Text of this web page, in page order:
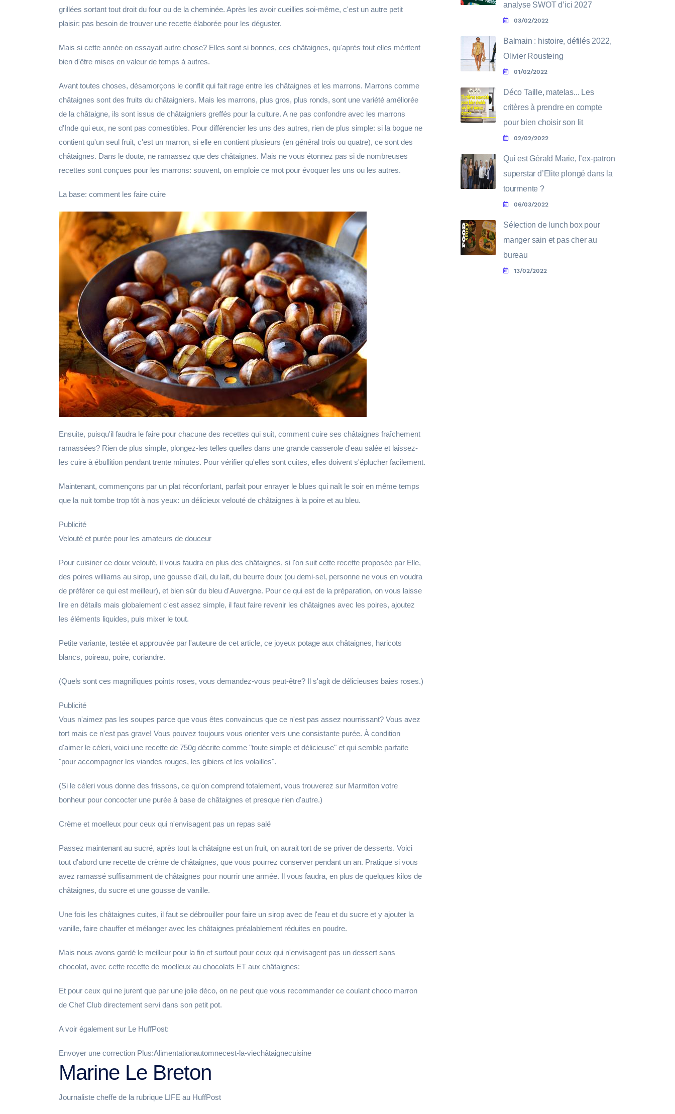
grillées sortant tout droit du four ou de la cheminée. Après les avoir cueillies soi-même, c'est un autre petit
plaisir: pas besoin de trouver une recette élaborée pour les déguster.
Mais si cette année on essayait autre chose? Elles sont si bonnes, ces châtaignes, qu'après tout elles méritent
bien d'être mises en valeur de temps à autres.
Avant toutes choses, désamorçons le conflit qui fait rage entre les châtaignes et les marrons. Marrons comme
châtaignes sont des fruits du châtaigniers. Mais les marrons, plus gros, plus ronds, sont une variété améliorée
de la châtaigne, ils sont issus de châtaigniers greffés pour la culture. A ne pas confondre avec les marrons
d'Inde qui eux, ne sont pas comestibles. Pour différencier les uns des autres, rien de plus simple: si la bogue ne
contient qu'un seul fruit, c'est un marron, si elle en contient plusieurs (en général trois ou quatre), ce sont des
châtaignes. Dans le doute, ne ramassez que des châtaignes. Mais ne vous étonnez pas si de nombreuses
recettes sont conçues pour les marrons: souvent, on emploie ce mot pour évoquer les uns ou les autres.
La base: comment les faire cuire
Ensuite, puisqu'il faudra le faire pour chacune des recettes qui suit, comment cuire ses châtaignes fraîchement
ramassées? Rien de plus simple, plongez-les telles quelles dans une grande casserole d'eau salée et laissez-
les cuire à ébullition pendant trente minutes. Pour vérifier qu'elles sont cuites, elles doivent s'éplucher facilement.
Maintenant, commençons par un plat réconfortant, parfait pour enrayer le blues qui naît le soir en même temps
que la nuit tombe trop tôt à nos yeux: un délicieux velouté de châtaignes à la poire et au bleu.
Publicité
Velouté et purée pour les amateurs de douceur
Pour cuisiner ce doux velouté, il vous faudra en plus des châtaignes, si l'on suit cette recette proposée par Elle,
des poires williams au sirop, une gousse d'ail, du lait, du beurre doux (ou demi-sel, personne ne vous en voudra
de préférer ce qui est meilleur), et bien sûr du bleu d'Auvergne. Pour ce qui est de la préparation, on vous laisse
lire en détails mais globalement c'est assez simple, il faut faire revenir les châtaignes avec les poires, ajoutez
les éléments liquides, puis mixer le tout.
Petite variante, testée et approuvée par l'auteure de cet article, ce joyeux potage aux châtaignes, haricots
blancs, poireau, poire, coriandre.
(Quels sont ces magnifiques points roses, vous demandez-vous peut-être? Il s'agit de délicieuses baies roses.)
Publicité
Vous n'aimez pas les soupes parce que vous êtes convaincus que ce n'est pas assez nourrissant? Vous avez
tort mais ce n'est pas grave! Vous pouvez toujours vous orienter vers une consistante purée. À condition
d'aimer le céleri, voici une recette de 750g décrite comme "toute simple et délicieuse" et qui semble parfaite
"pour accompagner les viandes rouges, les gibiers et les volailles".
(Si le céleri vous donne des frissons, ce qu'on comprend totalement, vous trouverez sur Marmiton votre
bonheur pour concocter une purée à base de châtaignes et presque rien d'autre.)
Crème et moelleux pour ceux qui n'envisagent pas un repas salé
Passez maintenant au sucré, après tout la châtaigne est un fruit, on aurait tort de se priver de desserts. Voici
tout d'abord une recette de crème de châtaignes, que vous pourrez conserver pendant un an. Pratique si vous
avez ramassé suffisamment de châtaignes pour nourrir une armée. Il vous faudra, en plus de quelques kilos de
châtaignes, du sucre et une gousse de vanille.
Une fois les châtaignes cuites, il faut se débrouiller pour faire un sirop avec de l'eau et du sucre et y ajouter la
vanille, faire chauffer et mélanger avec les châtaignes préalablement réduites en poudre.
Mais nous avons gardé le meilleur pour la fin et surtout pour ceux qui n'envisagent pas un dessert sans
chocolat, avec cette recette de moelleux au chocolats ET aux châtaignes:
Et pour ceux qui ne jurent que par une jolie déco, on ne peut que vous recommander ce coulant choco marron
de Chef Club directement servi dans son petit pot.
A voir également sur Le HuffPost:
Envoyer une correction Plus:Alimentationautomnecest-la-viechâtaignecuisine
Marine Le Breton
Journaliste cheffe de la rubrique LIFE au HuffPost
analyse SWOT d’ici 2027
03/02/2022
Balmain : histoire, défilés 2022,
Olivier Rousteing
01/02/2022
Déco Taille, matelas... Les
critères à prendre en compte
pour bien choisir son lit
02/02/2022
Qui est Gérald Marie, l’ex-patron
superstar d’Elite plongé dans la
tourmente ?
06/03/2022
Sélection de lunch box pour
manger sain et pas cher au
bureau
13/02/2022